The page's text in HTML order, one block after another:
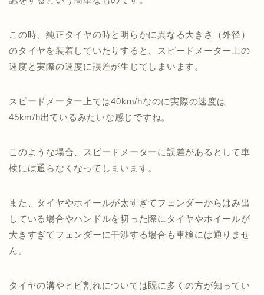
この時、純正タイヤの時と明らかに異なる大きさ（外径）
のタイヤを装着していたりすると、スピードメーター上の
速度と実際の速度に誤差が生じてしまいます。
スピードメーター上では40km/hなのに実際の速度は
45km/h出ているみたいな感じですね。
このような場合、スピードメーターに誤差があるとして車
検には通らなくなってしまいます。
また、タイヤやホイールが太すぎてフェンダーからはみ出
している場合やハンドルを切った際にタイヤやホイールが
大きすぎてフェンダーに干渉する場合も車検には通りませ
ん。
タイヤの溝やヒビ割れについては既に多くの方が知ってい